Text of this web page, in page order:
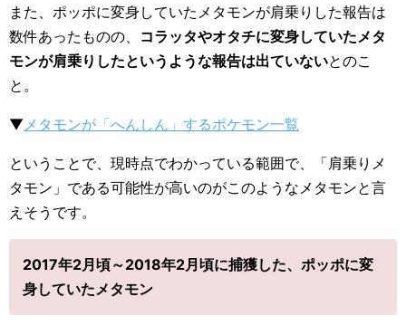
また、ポッポに変身していたメタモンが肩乗りした報告は
数件あったものの、 コラッタやオタチに変身していたメタ
モンが肩乗りしたというような報告は出ていないとのこ
と。
▼メタモンが「へんしん」するポケモン一覧
ということで、現時点でわかっている範囲で、「肩乗りメ
タモン」である可能性が高いのがこのようなメタモンと言
えそうです。
2017年2月頃～2018年2月頃に捕獲した、ポッポに変
身していたメタモン